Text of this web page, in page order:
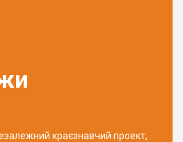
краєзнавчий проект,